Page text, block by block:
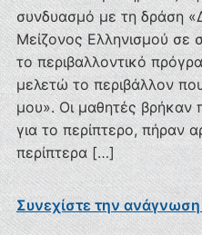
συνδυασμό με τη δράση
Μείζονος Ελληνισμού σε
το περιβαλλοντικό
μελετώ το περιβάλλον
μου». Οι μαθητές βρήκαν
για το περίπτερο, πήραν
περίπτερα […]
Συνεχίστε την